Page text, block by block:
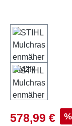
Verkaufspreis:
578,99 € %